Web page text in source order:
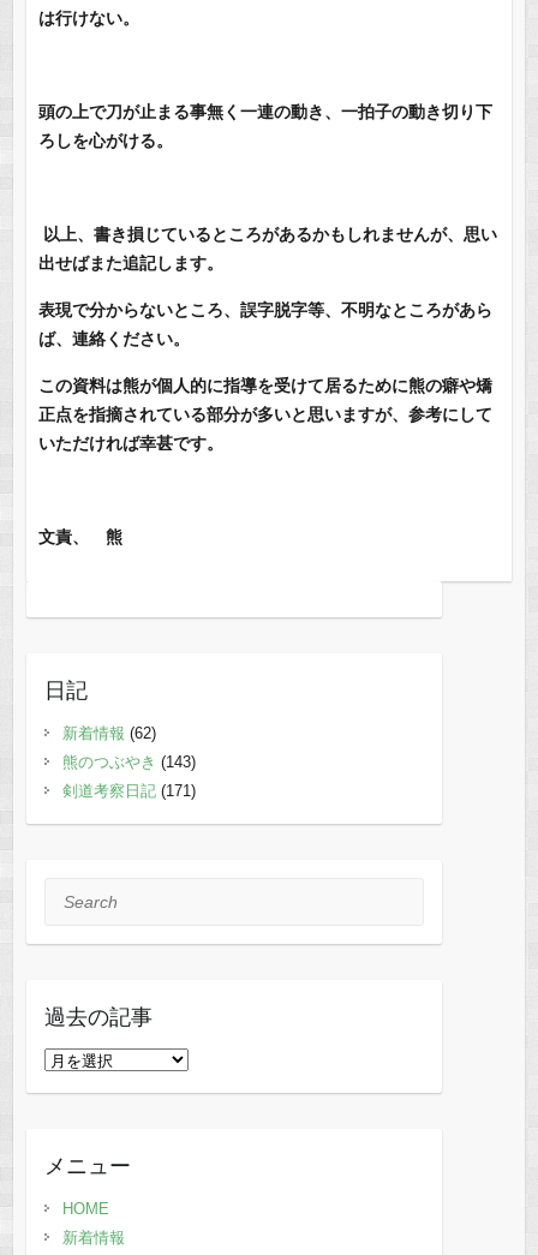
は行けない。
頭の上で刀が止まる事無く一連の動き、一拍子の動き切り下
ろしを心がける。
以上、書き損じているところがあるかもしれませんが、思い
出せばまた追記します。
表現で分からないところ、誤字脱字等、不明なところがあら
ば、連絡ください。
この資料は熊が個人的に指導を受けて居るために熊の癖や矯
正点を指摘されている部分が多いと思いますが、参考にして
いただければ幸甚です。
文責、 熊
日記
新着情報 (62)
熊のつぶやき (143)
剣道考察日記(171)
Search
過去の記事
過
事メニュー
HOME
新着情報